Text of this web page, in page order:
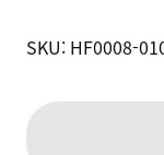
SKU: HF0008-